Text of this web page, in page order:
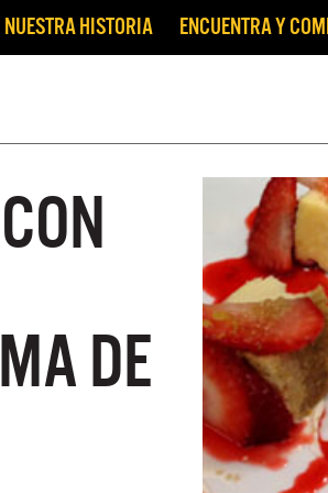
NUESTRA HISTORIA ENCUENTRA Y
DE